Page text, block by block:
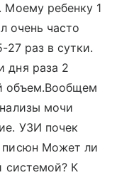
Моему ребенку 1
очень часто
27 раз в сутки.
дня раза 2
объем.Вообщем
мочи
УЗИ почек
писюн Может ли
системой? К